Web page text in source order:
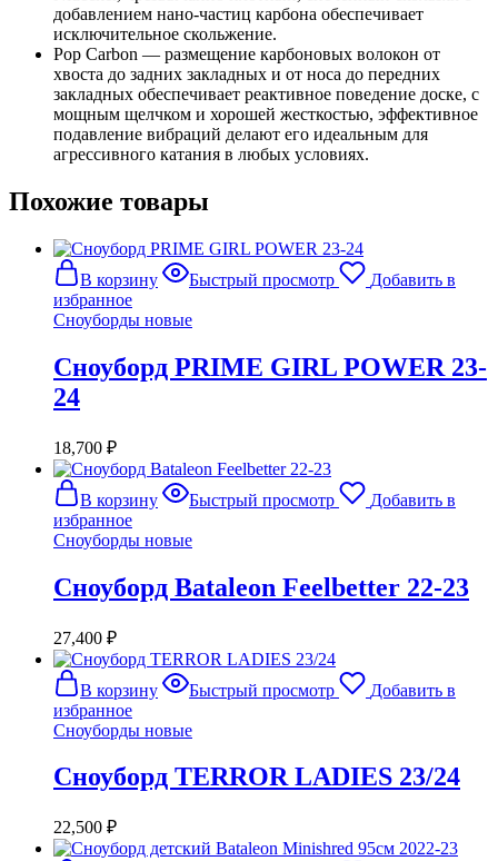
добавлением нано-частиц карбона обеспечивает
исключительное скольжение.
Pop Carbon — размещение карбоновых волокон от
хвоста до задних закладных и от носа до передних
закладных обеспечивает реактивное поведение доске, с
мощным щелчком и хорошей жесткостью, эффективное
подавление вибраций делают его идеальным для
агрессивного катания в любых условиях.
Похожие товары
В корзину Быстрый просмотр
Добавить в
избранное
Сноуборды новые
Сноуборд PRIME GIRL POWER 23-
24
18,700 ₽
В корзину Быстрый просмотр
Добавить в
избранное
Сноуборды новые
Сноуборд Bataleon Feelbetter 22-23
27,400 ₽
В корзину Быстрый просмотр
Добавить в
избранное
Сноуборды новые
Сноуборд TERROR LADIES 23/24
22,500 ₽